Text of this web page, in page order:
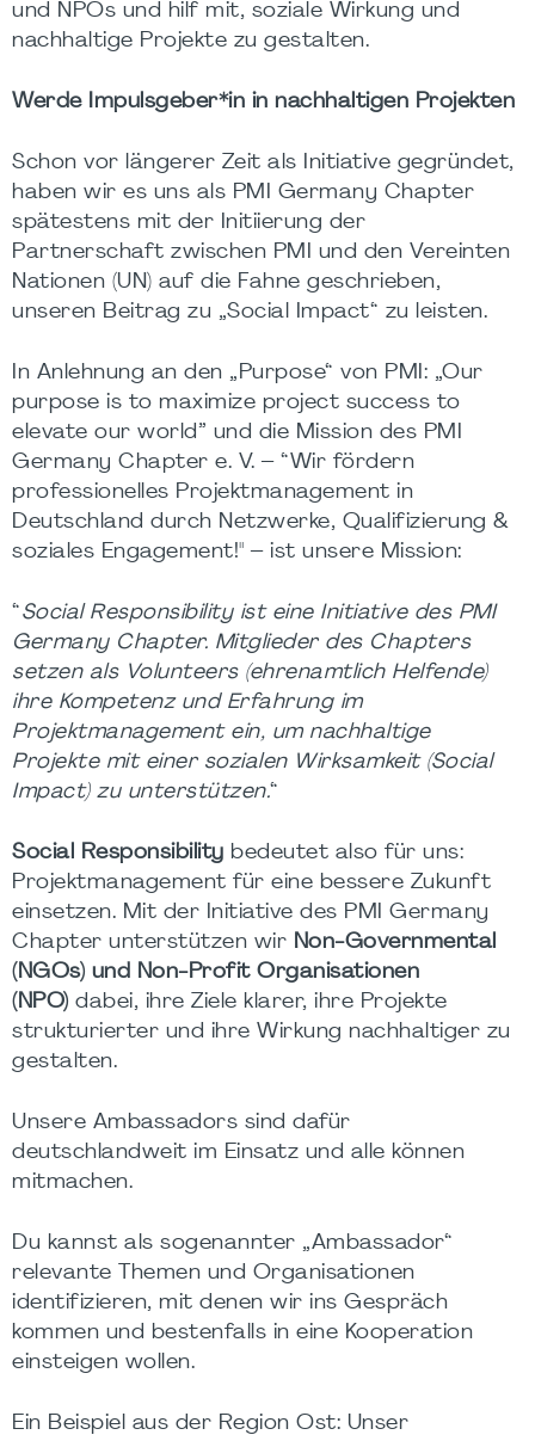
und NPOs und hilf mit, soziale Wirkung und
nachhaltige Projekte zu gestalten.
Werde Impulsgeber*in in nachhaltigen Projekten
Schon vor längerer Zeit als Initiative gegründet,
haben wir es uns als PMI Germany Chapter
spätestens mit der Initiierung der
Partnerschaft zwischen PMI und den Vereinten
Nationen (UN) auf die Fahne geschrieben,
unseren Beitrag zu „Social Impact“ zu leisten.
In Anlehnung an den „Purpose“ von PMI: „Our
purpose is to maximize project success to
elevate our world” und die Mission des PMI
Germany Chapter e. V. – “Wir fördern
professionelles Projektmanagement in
Deutschland durch Netzwerke, Qualifizierung &
soziales Engagement!" – ist unsere Mission:
“Social Responsibility ist eine Initiative des PMI
Germany Chapter. Mitglieder des Chapters
setzen als Volunteers (ehrenamtlich Helfende)
ihre Kompetenz und Erfahrung im
Projektmanagement ein, um nachhaltige
Projekte mit einer sozialen Wirksamkeit (Social
Impact) zu unterstützen.“
Social Responsibility bedeutet also für uns:
Projektmanagement für eine bessere Zukunft
einsetzen. Mit der Initiative des PMI Germany
Chapter unterstützen wir Non-Governmental
(NGOs) und Non-Profit Organisationen
(NPO) dabei, ihre Ziele klarer, ihre Projekte
strukturierter und ihre Wirkung nachhaltiger zu
gestalten.
Unsere Ambassadors sind dafür
deutschlandweit im Einsatz und alle können
mitmachen.
Du kannst als sogenannter „Ambassador“
relevante Themen und Organisationen
identifizieren, mit denen wir ins Gespräch
kommen und bestenfalls in eine Kooperation
einsteigen wollen.
Ein Beispiel aus der Region Ost: Unser